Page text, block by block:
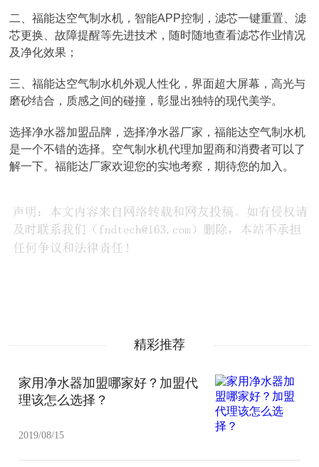
二、福能达空气制水机，智能APP控制，滤芯一键重置、滤
芯更换、故障提醒等先进技术，随时随地查看滤芯作业情况
及净化效果；
三、福能达空气制水机外观人性化，界面超大屏幕，高光与
磨砂结合，质感之间的碰撞，彰显出独特的现代美学。
选择净水器加盟品牌，选择净水器厂家，福能达空气制水机
是一个不错的选择。空气制水机代理加盟商和消费者可以了
解一下。福能达厂家欢迎您的实地考察，期待您的加入。
精彩推荐
家用净水器加盟哪家好？加盟代
理该怎么选择？
2019/08/15